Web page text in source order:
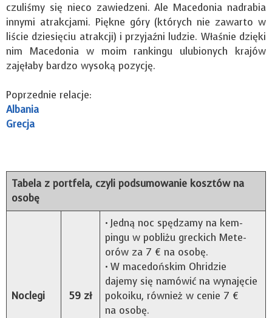
czuliśmy się nieco zawiedzeni. Ale Macedonia nadrabia
innymi atrakcjami. Piękne góry (których nie zawarto w
liście dziesięciu atrakcji) i przyjaźni ludzie. Właśnie dzięki
nim Macedonia w moim rankingu ulubionych krajów
zajęłaby bardzo wysoką pozycję.
Poprzednie relacje:
Albania
Grecja
Tabela z portfela, czyli podsumowanie kosztów na
osobę
Noclegi 59 zł
• Jedną noc spę­dzamy na kem­
pingu w pobliżu grec­kich Mete­
orów za 7 € na osobę.
• W mace­doń­skim Ohri­dzie
dajemy się namó­wić na wyna­ję­cie
poko­iku, rów­nież w cenie 7 €
na osobę.